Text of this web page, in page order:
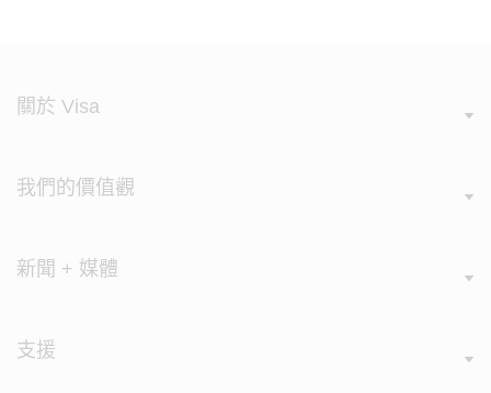
關於 Visa
我們的價值觀
新聞 + 媒體
支援